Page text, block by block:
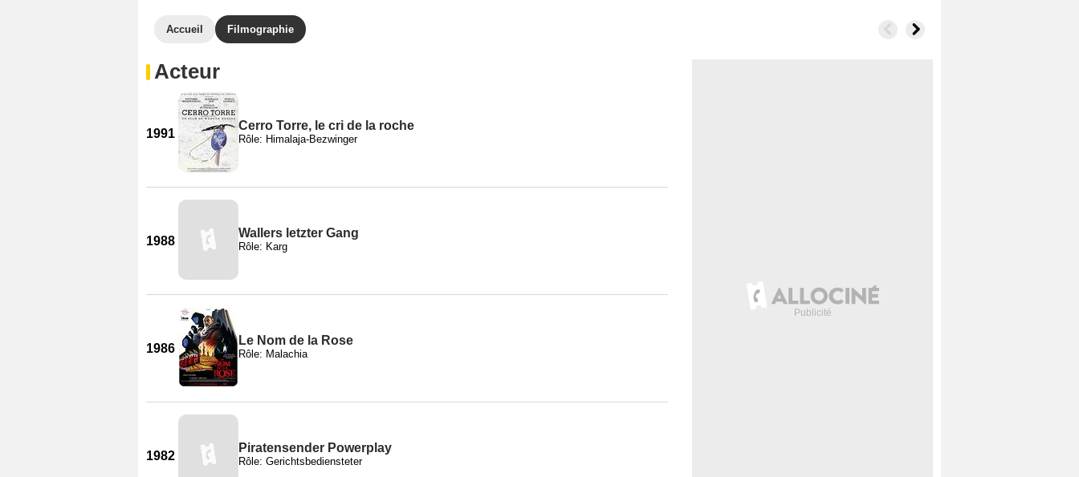
Accueil Filmographie
Acteur
1991
Cerro Torre, le cri de la roche
Rôle: Himalaja-Bezwinger
1988
Wallers letzter Gang
Rôle: Karg
1986
Le Nom de la Rose
Rôle: Malachia
1982
Piratensender Powerplay
Rôle: Gerichtsbediensteter